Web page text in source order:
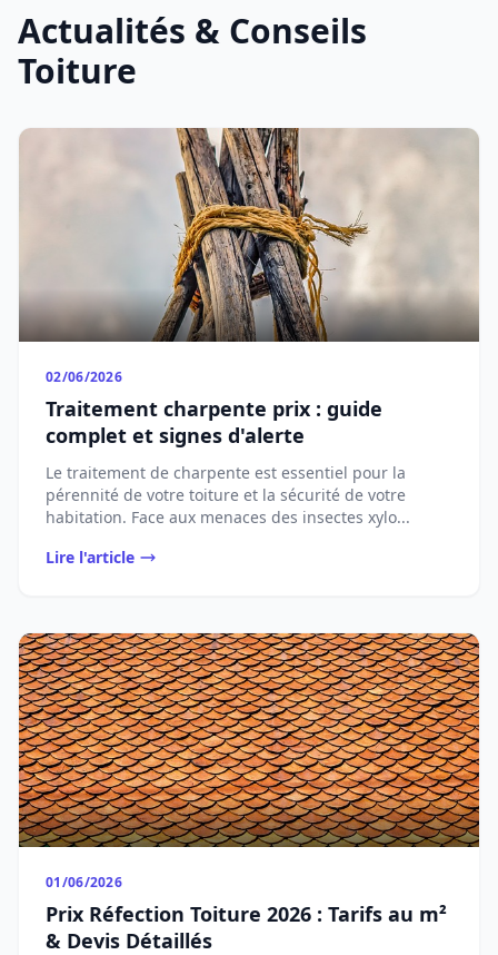
Actualités & Conseils
Toiture
02/06/2026
Traitement charpente prix : guide
complet et signes d'alerte
Le traitement de charpente est essentiel pour la
pérennité de votre toiture et la sécurité de votre
habitation. Face aux menaces des insectes xylo...
Lire l'article
01/06/2026
Prix Réfection Toiture 2026 : Tarifs au m²
& Devis Détaillés